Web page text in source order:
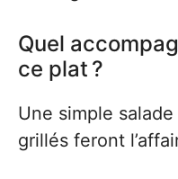
Quel
ce plat ?
Une simple
grillés feront